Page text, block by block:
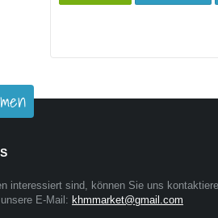
interessiert sind, können Sie uns
E-Mail: khmmarket@gmail.com